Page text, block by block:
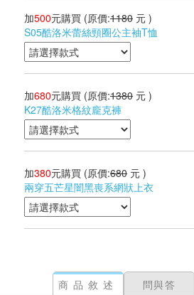
加500元購買 (原價:1180 元 )
S05酷洛米蕾絲頸圈公主袖T恤
加680元購買 (原價:1380 元 )
K27酷洛米格紋龐克褲
加380元購買 (原價:680 元 )
兩穿五芒星闇黑喪系網狀上衣
商品敘述 問與答